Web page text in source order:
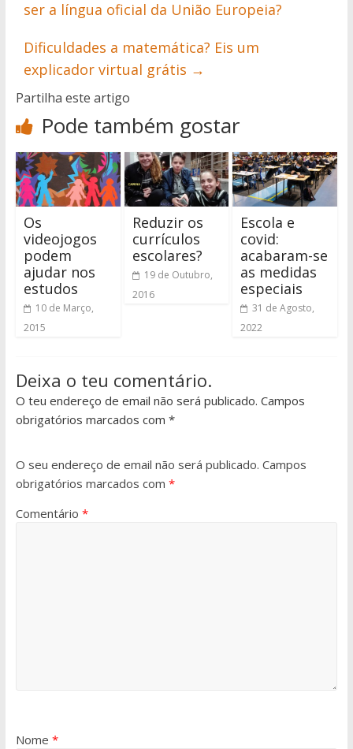
ser a língua oficial da União Europeia?
Dificuldades a matemática? Eis um
explicador virtual grátis →
Partilha este artigo
Pode também gostar
Os
videojogos
podem
ajudar nos
estudos
10 de Março,
2015
Reduzir os
currículos
escolares?
19 de Outubro,
2016
Escola e
covid:
acabaram-se
as medidas
especiais
31 de Agosto,
2022
Deixa o teu comentário.
O teu endereço de email não será publicado. Campos
obrigatórios marcados com *
O seu endereço de email não será publicado. Campos
obrigatórios marcados com *
Comentário *
Nome *